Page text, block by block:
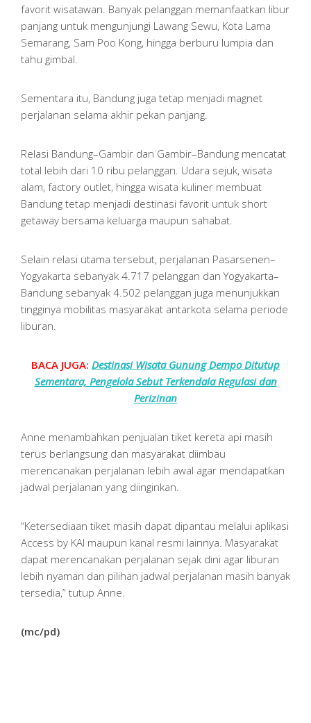
favorit wisatawan. Banyak pelanggan memanfaatkan libur
panjang untuk mengunjungi Lawang Sewu, Kota Lama
Semarang, Sam Poo Kong, hingga berburu lumpia dan
tahu gimbal.
Sementara itu, Bandung juga tetap menjadi magnet
perjalanan selama akhir pekan panjang.
Relasi Bandung–Gambir dan Gambir–Bandung mencatat
total lebih dari 10 ribu pelanggan. Udara sejuk, wisata
alam, factory outlet, hingga wisata kuliner membuat
Bandung tetap menjadi destinasi favorit untuk short
getaway bersama keluarga maupun sahabat.
Selain relasi utama tersebut, perjalanan Pasarsenen–
Yogyakarta sebanyak 4.717 pelanggan dan Yogyakarta–
Bandung sebanyak 4.502 pelanggan juga menunjukkan
tingginya mobilitas masyarakat antarkota selama periode
liburan.
BACA JUGA: Destinasi Wisata Gunung Dempo Ditutup
Sementara, Pengelola Sebut Terkendala Regulasi dan
Perizinan
Anne menambahkan penjualan tiket kereta api masih
terus berlangsung dan masyarakat diimbau
merencanakan perjalanan lebih awal agar mendapatkan
jadwal perjalanan yang diinginkan.
“Ketersediaan tiket masih dapat dipantau melalui aplikasi
Access by KAI maupun kanal resmi lainnya. Masyarakat
dapat merencanakan perjalanan sejak dini agar liburan
lebih nyaman dan pilihan jadwal perjalanan masih banyak
tersedia,” tutup Anne.
(mc/pd)